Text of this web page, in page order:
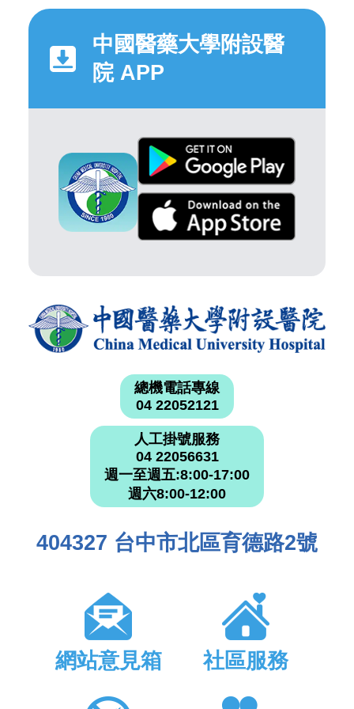
中國醫藥大學附設醫
院 APP
總機電話專線
04 22052121
人工掛號服務
04 22056631
週一至週五:8:00-17:00
週六8:00-12:00
404327 台中市北區育德路2號
網站意見箱 社區服務